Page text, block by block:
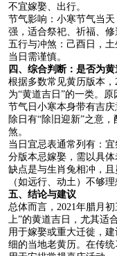
不宜嫁娶、出行。
节气影响：小寒节气当
强，适合祭祀、祈福、修
五行与冲煞：己酉日，
当日需谨慎。
四、综合判断：是否为黄
根据多数常见黄历版本，
为“黄道吉日”的一类。原
节气日小寒本身带有吉庆
除日有“除旧迎新”之意
煞。
当日宜忌表通常列有：
分版本忌嫁娶，需以具体
缺点是与生肖兔相冲，
（如远行、动土）不够理
五、结论与建议
总体而言，2021年腊月
上”的黄道吉日，尤其适
用于嫁娶或重大迁徙，
细的当地老黄历。在传